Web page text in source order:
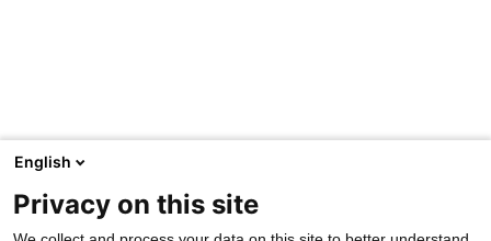
English
Privacy on this site